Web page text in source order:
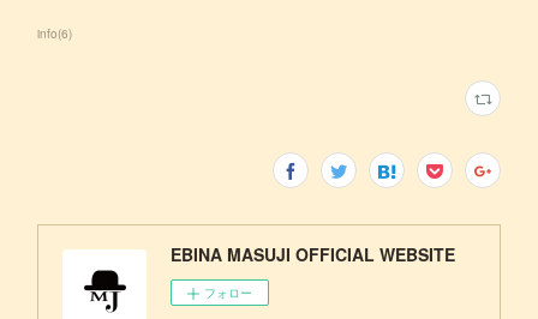
info(6)
EBINA MASUJI OFFICIAL WEBSITE
フォロー